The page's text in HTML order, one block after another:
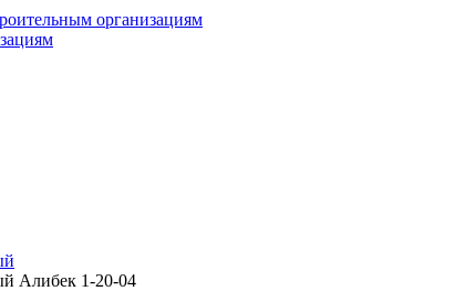
организациям
Алибек 1-20-04